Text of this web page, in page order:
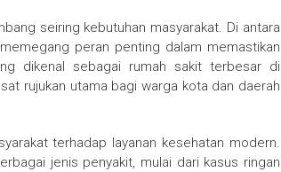
seiring kebutuhan masyarakat. Di antara
peran penting dalam memastikan
dikenal sebagai rumah sakit terbesar di
rujukan utama bagi warga kota dan daerah
terhadap layanan kesehatan modern.
jenis penyakit, mulai dari kasus ringan